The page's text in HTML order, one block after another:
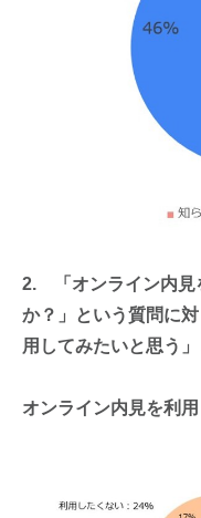
2. 「オンライン内見
か？」という質問に
用してみたいと思う」
オンライン内見を利